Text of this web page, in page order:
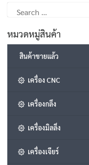
for:
หมวดหมู่สินค้า
สินค้าขายแล้ว
เครื่อง CNC
เครื่องกลึง
เครื่องมิลลิ่ง
เครื่องเจียร์